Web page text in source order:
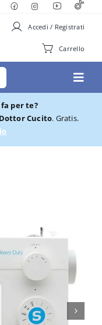
Accedi / Registrati
Carrello
per te?
Dottor Cucito. Gratis.